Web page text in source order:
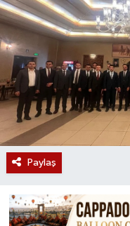
Paylaş